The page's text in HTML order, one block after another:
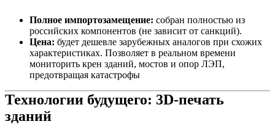
Полное импортозамещение: собран полностью из
российских компонентов (не зависит от санкций).
Цена: будет дешевле зарубежных аналогов при схожих
характеристиках. Позволяет в реальном времени
мониторить крен зданий, мостов и опор ЛЭП,
предотвращая катастрофы
Технологии будущего: 3D-печать
зданий